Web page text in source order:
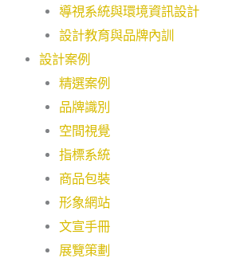
導視系統與環境資訊設計
設計教育與品牌內訓
設計案例
精選案例
品牌識別
空間視覺
指標系統
商品包裝
形象網站
文宣手冊
展覽策劃